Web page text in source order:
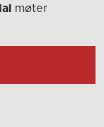
møter